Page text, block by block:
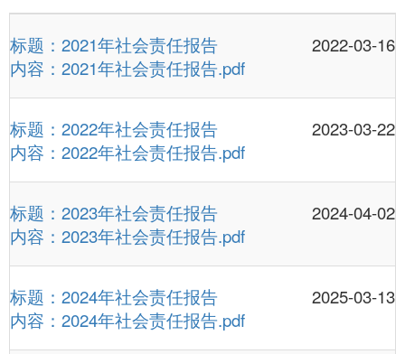
标题： 2021年社会责任报告
内容： 2021年社会责任报告.pdf
2022-03-16
标题： 2022年社会责任报告
内容： 2022年社会责任报告.pdf
2023-03-22
标题： 2023年社会责任报告
内容： 2023年社会责任报告.pdf
2024-04-02
标题： 2024年社会责任报告
内容： 2024年社会责任报告.pdf
2025-03-13